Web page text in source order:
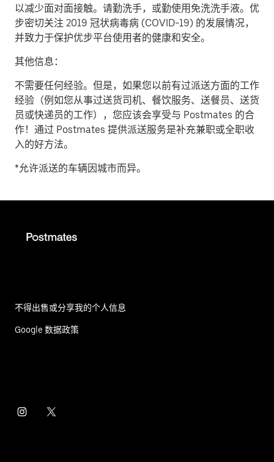
以减少面对面接触。请勤洗手，或勤使用免洗洗手液。优
步密切关注 2019 冠状病毒病 (COVID-19) 的发展情况，
并致力于保护优步平台使用者的健康和安全。
其他信息：
不需要任何经验。但是，如果您以前有过派送方面的工作
经验（例如您从事过送货司机、餐饮服务、送餐员、送货
员或快递员的工作），您应该会享受与 Postmates 的合
作！通过 Postmates 提供派送服务是补充兼职或全职收
入的好方法。
*允许派送的车辆因城市而异。
不得出售或分享我的个人信息
Google 数据政策